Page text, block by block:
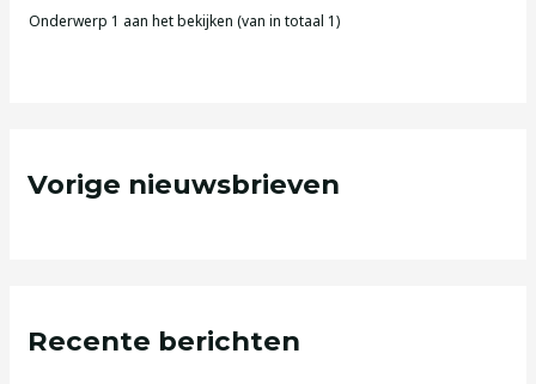
Onderwerp 1 aan het bekijken (van in totaal 1)
Vorige nieuwsbrieven
Recente berichten